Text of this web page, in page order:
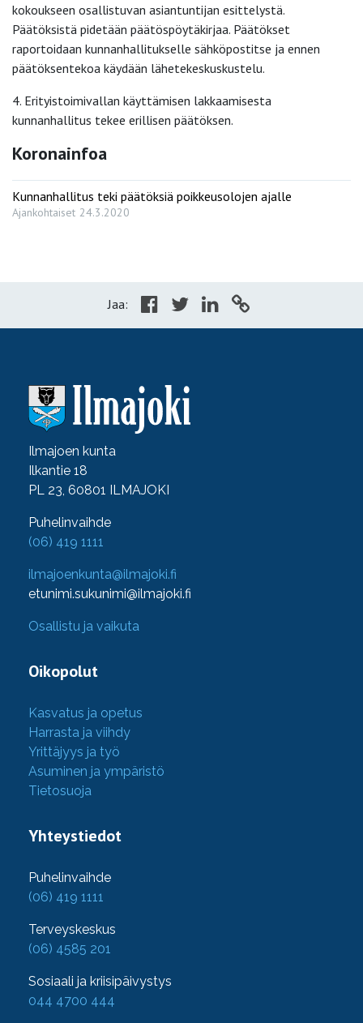
kokoukseen osallistuvan asiantuntijan esittelystä.
Päätöksistä pidetään päätöspöytäkirjaa. Päätökset
raportoidaan kunnanhallitukselle sähköpostitse ja ennen
päätöksentekoa käydään lähetekeskuskustelu.
4. Erityistoimivallan käyttämisen lakkaamisesta
kunnanhallitus tekee erillisen päätöksen.
Koronainfoa
Kunnanhallitus teki päätöksiä poikkeusolojen ajalle
Ajankohtaiset 24.3.2020
Jaa:
Ilmajoen kunta
Ilkantie 18
PL 23, 60801 ILMAJOKI
Puhelinvaihde
(06) 419 1111
ilmajoenkunta@ilmajoki.fi
etunimi.sukunimi@ilmajoki.fi
Osallistu ja vaikuta
Oikopolut
Kasvatus ja opetus
Harrasta ja viihdy
Yrittäjyys ja työ
Asuminen ja ympäristö
Tietosuoja
Yhteystiedot
Puhelinvaihde
(06) 419 1111
Terveyskeskus
(06) 4585 201
Sosiaali ja kriisipäivystys
044 4700 444